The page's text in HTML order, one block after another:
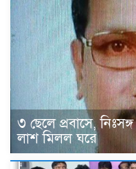
৩ ছেলে প্রবাসে,
লাশ মিলল ঘরে